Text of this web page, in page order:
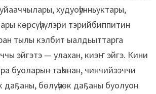
худуоһунньуктары,
көрсүһүүлэри тэрийбиппитин
тылы кэлбит ыалдьыттарга
эйгэтэ — улахан, киэҥ эйгэ. Кини
буоларын таһынан, чинчийээччи
бөлүһүөк даҕаны буолуон